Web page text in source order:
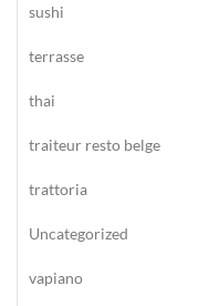
sushi
terrasse
thai
traiteur resto belge
trattoria
Uncategorized
vapiano